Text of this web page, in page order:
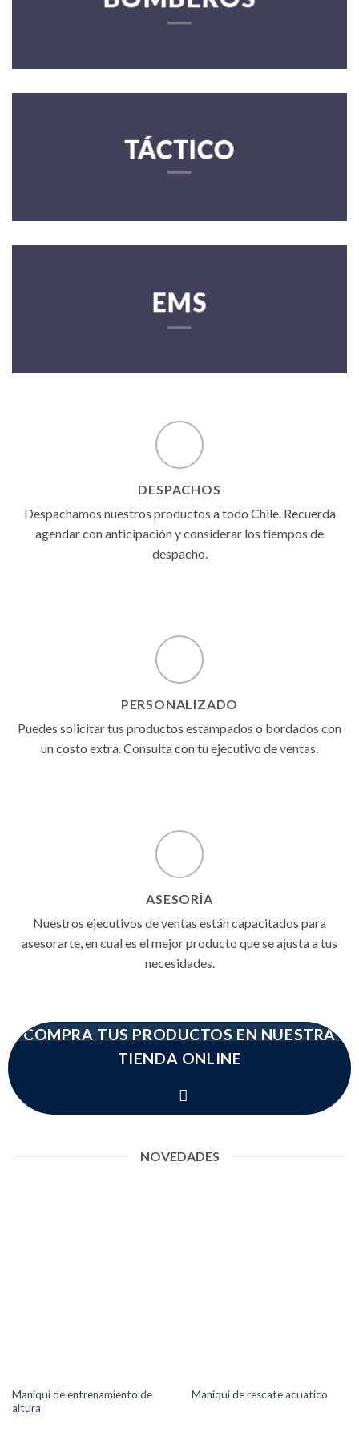
TÁCTICO
EMS
DESPACHOS
Despachamos nuestros productos a todo Chile. Recuerda
agendar con anticipación y considerar los tiempos de
despacho.
PERSONALIZADO
Puedes solicitar tus productos estampados o bordados con
un costo extra. Consulta con tu ejecutivo de ventas.
ASESORÍA
Nuestros ejecutivos de ventas están capacitados para
asesorarte, en cual es el mejor producto que se ajusta a tus
necesidades.
COMPRA TUS PRODUCTOS EN NUESTRA
TIENDA ONLINE
NOVEDADES
Maniqui de entrenamiento de
altura
Maniqui de rescate acuatico